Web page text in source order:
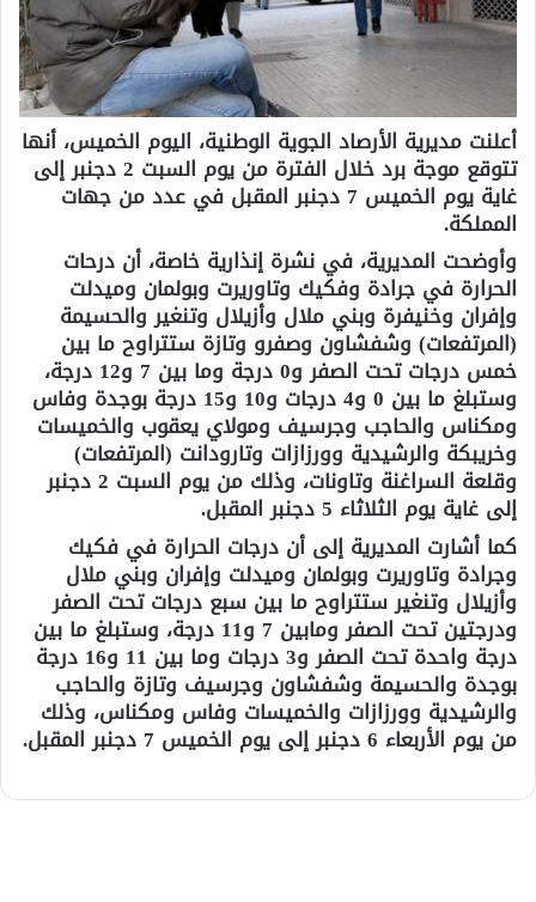
أعلنت مديرية الأرصاد الجوية الوطنية، اليوم الخميس، أنها
تتوقع موجة برد خلال الفترة من يوم السبت 2 دجنبر إلى
غاية يوم الخميس 7 دجنبر المقبل في عدد من جهات
المملكة.
وأوضحت المديرية، في نشرة إنذارية خاصة، أن درحات
الحرارة في جرادة وفكيك وتاوريرت وبولمان وميدلت
وإفران وخنيفرة وبني ملال وأزيلال وتنغير والحسيمة
(المرتفعات) وشفشاون وصفرو وتازة ستتراوح ما بين
خمس درجات تحت الصفر و0 درجة وما بين 7 و12 درجة،
وستبلغ ما بين 0 و4 درجات و10 و15 درجة بوجدة وفاس
ومكناس والحاجب وجرسيف ومولاي يعقوب والخميسات
وخريبكة والرشيدية وورزازات وتارودانت (المرتفعات)
وقلعة السراغنة وتاونات، وذلك من يوم السبت 2 دجنبر
إلى غاية يوم الثلاثاء 5 دجنبر المقبل.
كما أشارت المديرية إلى أن درجات الحرارة في فكيك
وجرادة وتاوريرت وبولمان وميدلت وإفران وبني ملال
وأزيلال وتنغير ستتراوح ما بين سبع درجات تحت الصفر
ودرجتين تحت الصفر ومابين 7 و11 درجة، وستبلغ ما بين
درجة واحدة تحت الصفر و3 درجات وما بين 11 و16 درجة
بوجدة والحسيمة وشفشاون وجرسيف وتازة والحاجب
والرشيدية وورزازات والخميسات وفاس ومكناس، وذلك
من يوم الأربعاء 6 دجنبر إلى يوم الخميس 7 دجنبر المقبل.